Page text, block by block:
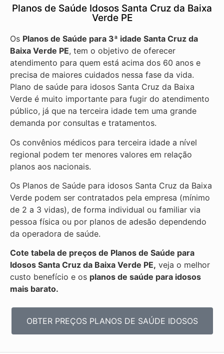
Planos de Saúde Idosos Santa Cruz da Baixa
Verde PE
Os Planos de Saúde para 3ª idade Santa Cruz da
Baixa Verde PE, tem o objetivo de oferecer
atendimento para quem está acima dos 60 anos e
precisa de maiores cuidados nessa fase da vida.
Plano de saúde para idosos Santa Cruz da Baixa
Verde é muito importante para fugir do atendimento
público, já que na terceira idade tem uma grande
demanda por consultas e tratamentos.
Os convênios médicos para terceira idade a nível
regional podem ter menores valores em relação
planos aos nacionais.
Os Planos de Saúde para idosos Santa Cruz da Baixa
Verde podem ser contratados pela empresa (mínimo
de 2 a 3 vidas), de forma individual ou familiar via
pessoa física ou por planos de adesão dependendo
da operadora de saúde.
Cote tabela de preços de Planos de Saúde para
Idosos Santa Cruz da Baixa Verde PE, veja o melhor
custo benefício e os planos de saúde para idosos
mais barato.
OBTER PREÇOS PLANOS DE SAÚDE IDOSOS